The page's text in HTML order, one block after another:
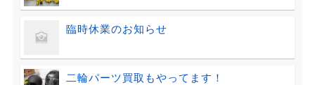
臨時休業のお知らせ
二輪パーツ買取もやってます！